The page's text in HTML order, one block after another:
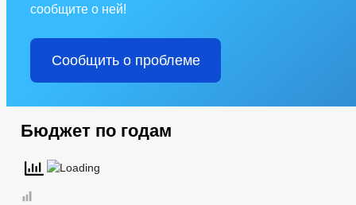
сообщите о ней!
Сообщить о проблеме
Бюджет по годам